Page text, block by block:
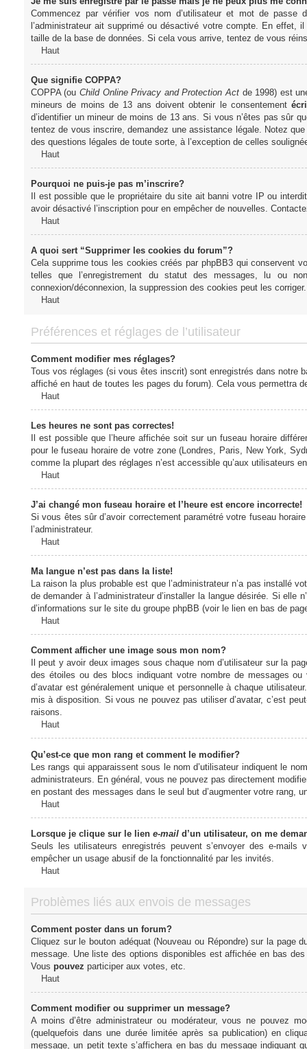
Commencez par vérifier vos nom d’utilisateur et mot de
l’administrateur ait supprimé ou désactivé votre compte. En effet,
taille de la base de données. Si cela vous arrive, tentez de vous
Haut
Que signifie COPPA?
COPPA (ouChild Online Privacy and Protection Act de 1998) est
mineurs de moins de 13 ans doivent obtenir le consentement
d’identifier un mineur de moins de 13 ans. Si vous n’êtes pas sûr
tentez de vous inscrire, demandez une assistance légale. Notez
des questions légales de toute sorte, à l’exception de celles
Haut
Pourquoi ne puis-je pas m’inscrire?
Il est possible que le propriétaire du site ait banni votre IP ou
avoir désactivé l’inscription pour en empêcher de nouvelles.
Haut
A quoi sert “Supprimer les cookies du forum”?
Cela supprime tous les cookies créés par phpBB3 qui conservent
telles que l’enregistrement du statut des messages, lu ou
connexion/déconnexion, la suppression des cookies peut les corriger.
Haut
Préférences et réglages de l’utilisateur
Comment modifier mes réglages?
Tous vos réglages (si vous êtes inscrit) sont enregistrés dans notre
affiché en haut de toutes les pages du forum). Cela vous permettra
Haut
Les heures ne sont pas correctes!
Il est possible que l’heure affichée soit sur un fuseau horaire
pour le fuseau horaire de votre zone (Londres, Paris, New York,
comme la plupart des réglages n’est accessible qu’aux utilisateurs
Haut
J’ai changé mon fuseau horaire et l’heure est encore incorrecte!
Si vous êtes sûr d’avoir correctement paramétré votre fuseau
l’administrateur.
Haut
Ma langue n’est pas dans la liste!
La raison la plus probable est que l’administrateur n’a pas installé
de demander à l’administrateur d’installer la langue désirée. Si
d’informations sur le site du groupe phpBB (voir le lien en bas de
Haut
Comment afficher une image sous mon nom?
Il peut y avoir deux images sous chaque nom d’utilisateur sur la
des étoiles ou des blocs indiquant votre nombre de messages
d’avatar est généralement unique et personnelle à chaque
mis à disposition. Si vous ne pouvez pas utiliser d’avatar, c’est
raisons.
Haut
Qu’est-ce que mon rang et comment le modifier?
Les rangs qui apparaissent sous le nom d’utilisateur indiquent le
administrateurs. En général, vous ne pouvez pas directement
en postant des messages dans le seul but d’augmenter votre rang,
Haut
Lorsque je clique sur le lien e-maild’un utilisateur, on me
Seuls les utilisateurs enregistrés peuvent s’envoyer des e-
empêcher un usage abusif de la fonctionnalité par les invités.
Haut
Problèmes liés aux envois de messages
Comment poster dans un forum?
Cliquez sur le bouton adéquat (Nouveau ou Répondre) sur la page
message. Une liste des options disponibles est affichée en bas
Vous pouvez participer aux votes, etc.
Haut
Comment modifier ou supprimer un message?
A moins d’être administrateur ou modérateur, vous ne pouvez
(quelquefois dans une durée limitée après sa publication) en
message, un petit texte s’affichera en bas du message indiquant